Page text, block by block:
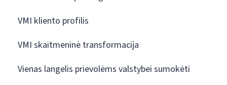
VMI kliento profilis
VMI skaitmeninė transformacija
Vienas langelis prievolėms valstybei sumokėti